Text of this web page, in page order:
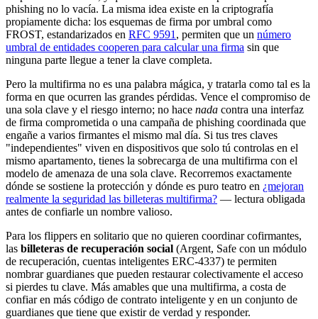
phishing no lo vacía. La misma idea existe en la criptografía
propiamente dicha: los esquemas de firma por umbral como
FROST, estandarizados en RFC 9591 , permiten que un número
umbral de entidades cooperen para calcular una firma sin que
ninguna parte llegue a tener la clave completa.
Pero la multifirma no es una palabra mágica, y tratarla como tal es la
forma en que ocurren las grandes pérdidas. Vence el compromiso de
una sola clave y el riesgo interno; no hace nada contra una interfaz
de firma comprometida o una campaña de phishing coordinada que
engañe a varios firmantes el mismo mal día. Si tus tres claves
"independientes" viven en dispositivos que solo tú controlas en el
mismo apartamento, tienes la sobrecarga de una multifirma con el
modelo de amenaza de una sola clave. Recorremos exactamente
dónde se sostiene la protección y dónde es puro teatro en ¿mejoran
realmente la seguridad las billeteras multifirma? — lectura obligada
antes de confiarle un nombre valioso.
Para los flippers en solitario que no quieren coordinar cofirmantes,
las billeteras de recuperación social (Argent, Safe con un módulo
de recuperación, cuentas inteligentes ERC-4337) te permiten
nombrar guardianes que pueden restaurar colectivamente el acceso
si pierdes tu clave. Más amables que una multifirma, a costa de
confiar en más código de contrato inteligente y en un conjunto de
guardianes que tiene que existir de verdad y responder.